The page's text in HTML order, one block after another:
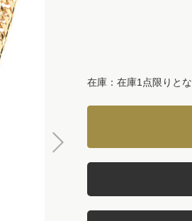
在庫：在庫1点限りと